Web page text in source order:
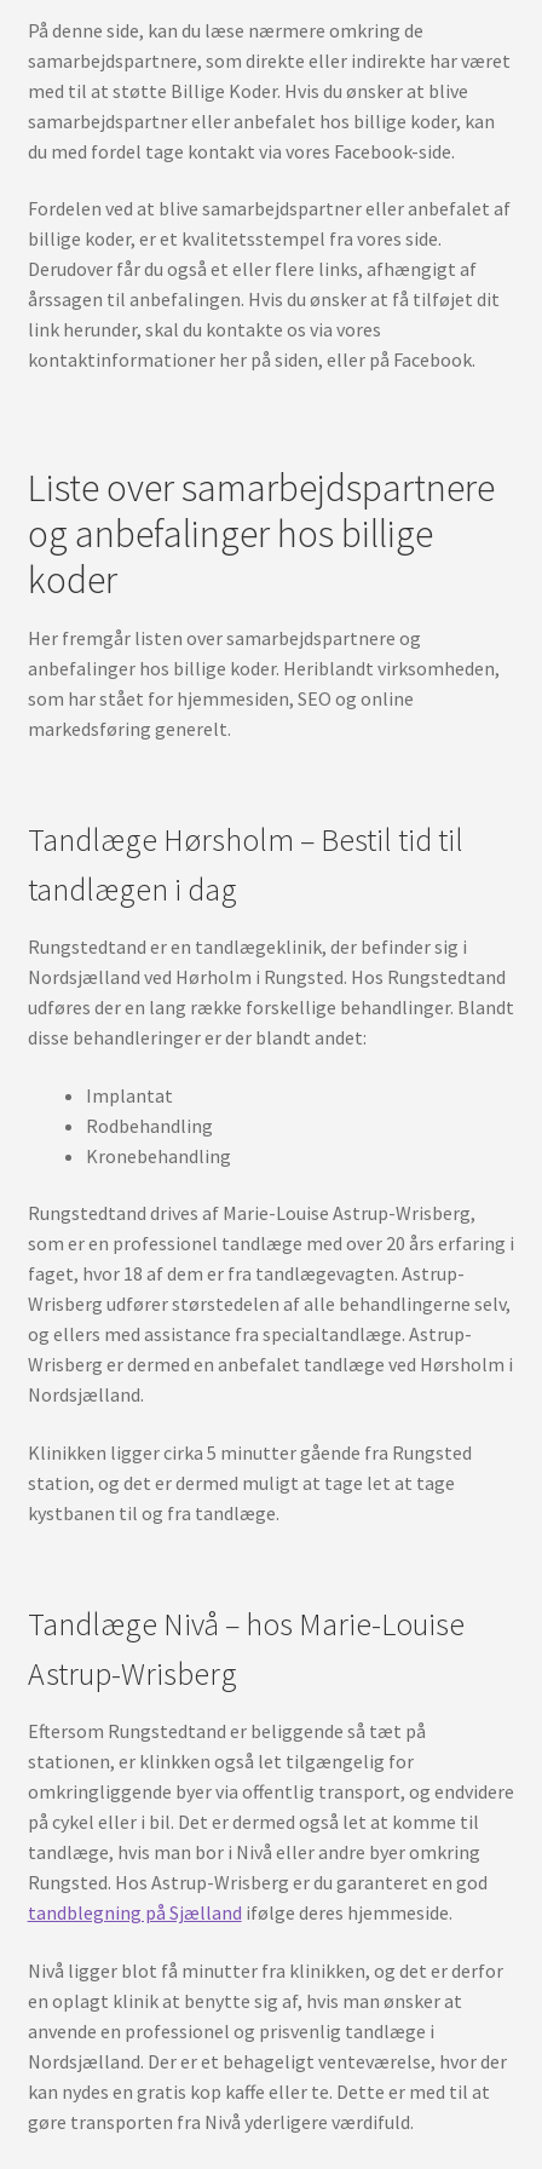
På denne side, kan du læse nærmere omkring de
samarbejdspartnere, som direkte eller indirekte har været
med til at støtte Billige Koder. Hvis du ønsker at blive
samarbejdspartner eller anbefalet hos billige koder, kan
du med fordel tage kontakt via vores Facebook-side.
Fordelen ved at blive samarbejdspartner eller anbefalet af
billige koder, er et kvalitetsstempel fra vores side.
Derudover får du også et eller flere links, afhængigt af
årssagen til anbefalingen. Hvis du ønsker at få tilføjet dit
link herunder, skal du kontakte os via vores
kontaktinformationer her på siden, eller på Facebook.
Liste over samarbejdspartnere
og anbefalinger hos billige
koder
Her fremgår listen over samarbejdspartnere og
anbefalinger hos billige koder. Heriblandt virksomheden,
som har stået for hjemmesiden, SEO og online
markedsføring generelt.
Tandlæge Hørsholm – Bestil tid til
tandlægen i dag
Rungstedtand er en tandlægeklinik, der befinder sig i
Nordsjælland ved Hørholm i Rungsted. Hos Rungstedtand
udføres der en lang række forskellige behandlinger. Blandt
disse behandleringer er der blandt andet:
Implantat
Rodbehandling
Kronebehandling
Rungstedtand drives af Marie-Louise Astrup-Wrisberg,
som er en professionel tandlæge med over 20 års erfaring i
faget, hvor 18 af dem er fra tandlægevagten. Astrup-
Wrisberg udfører størstedelen af alle behandlingerne selv,
og ellers med assistance fra specialtandlæge. Astrup-
Wrisberg er dermed en anbefalet tandlæge ved Hørsholm i
Nordsjælland.
Klinikken ligger cirka 5 minutter gående fra Rungsted
station, og det er dermed muligt at tage let at tage
kystbanen til og fra tandlæge.
Tandlæge Nivå – hos Marie-Louise
Astrup-Wrisberg
Eftersom Rungstedtand er beliggende så tæt på
stationen, er klinkken også let tilgængelig for
omkringliggende byer via offentlig transport, og endvidere
på cykel eller i bil. Det er dermed også let at komme til
tandlæge, hvis man bor i Nivå eller andre byer omkring
Rungsted. Hos Astrup-Wrisberg er du garanteret en god
tandblegning på Sjælland ifølge deres hjemmeside.
Nivå ligger blot få minutter fra klinikken, og det er derfor
en oplagt klinik at benytte sig af, hvis man ønsker at
anvende en professionel og prisvenlig tandlæge i
Nordsjælland. Der er et behageligt venteværelse, hvor der
kan nydes en gratis kop kaffe eller te. Dette er med til at
gøre transporten fra Nivå yderligere værdifuld.